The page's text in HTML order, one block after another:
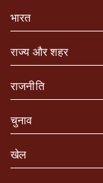
भारत
राज्य और शहर
राजनीति
चुनाव
खेल